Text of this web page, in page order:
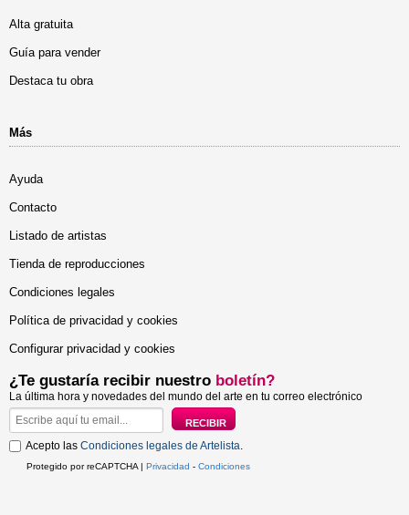
Alta gratuita
Guía para vender
Destaca tu obra
Más
Ayuda
Contacto
Listado de artistas
Tienda de reproducciones
Condiciones legales
Política de privacidad y cookies
Configurar privacidad y cookies
¿Te gustaría recibir nuestro boletín?
La última hora y novedades del mundo del arte en tu correo electrónico
Acepto las Condiciones legales de Artelista.
Protegido por reCAPTCHA | Privacidad - Condiciones